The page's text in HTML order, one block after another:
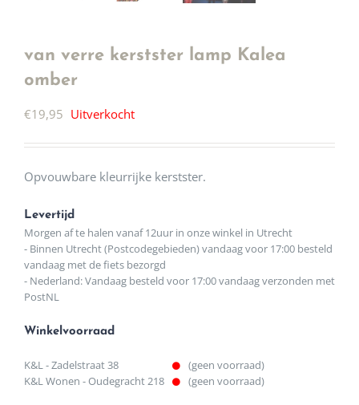
van verre kerstster lamp Kalea
omber
€19,95 Uitverkocht
Opvouwbare kleurrijke kerstster.
Levertijd
Morgen af te halen vanaf 12uur in onze winkel in Utrecht
- Binnen Utrecht (Postcodegebieden) vandaag voor 17:00 besteld
vandaag met de fiets bezorgd
- Nederland: Vandaag besteld voor 17:00 vandaag verzonden met
PostNL
Winkelvoorraad
K&L - Zadelstraat 38
(geen voorraad)
K&L Wonen - Oudegracht 218
(geen voorraad)